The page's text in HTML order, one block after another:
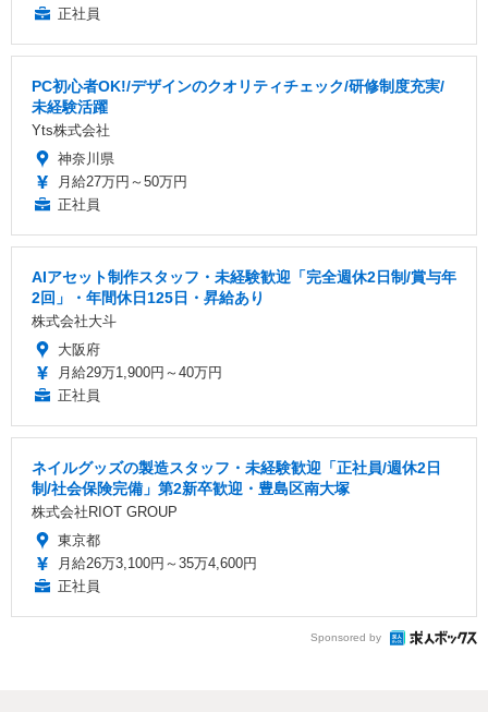
正社員
PC初心者OK!/デザインのクオリティチェック/研修制度充実/
未経験活躍
Yts株式会社
神奈川県
月給27万円～50万円
正社員
AIアセット制作スタッフ・未経験歓迎「完全週休2日制/賞与年
2回」・年間休日125日・昇給あり
株式会社大斗
大阪府
月給29万1,900円～40万円
正社員
ネイルグッズの製造スタッフ・未経験歓迎「正社員/週休2日
制/社会保険完備」第2新卒歓迎・豊島区南大塚
株式会社RIOT GROUP
東京都
月給26万3,100円～35万4,600円
正社員
Sponsored by